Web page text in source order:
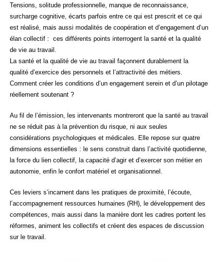
Tensions, solitude professionnelle, manque de reconnaissance,
surcharge cognitive, écarts parfois entre ce qui est prescrit et ce qui
est réalisé, mais aussi modalités de coopération et d’engagement d’un
élan collectif : ces différents points interrogent la santé et la qualité
de vie au travail.
La santé et la qualité de vie au travail façonnent durablement la
qualité d’exercice des personnels et l’attractivité des métiers.
Comment créer les conditions d’un engagement serein et d’un pilotage
réellement soutenant ?
Au fil de l’émission, les intervenants montreront que la santé au travail
ne se réduit pas à la prévention du risque, ni aux seules
considérations psychologiques et médicales. Elle repose sur quatre
dimensions essentielles : le sens construit dans l’activité quotidienne,
la force du lien collectif, la capacité d’agir et d’exercer son métier en
autonomie, enfin le confort matériel et organisationnel.
Ces leviers s’incarnent dans les pratiques de proximité, l’écoute,
l’accompagnement ressources humaines (RH), le développement des
compétences, mais aussi dans la manière dont les cadres portent les
réformes, animent les collectifs et créent des espaces de discussion
sur le travail.